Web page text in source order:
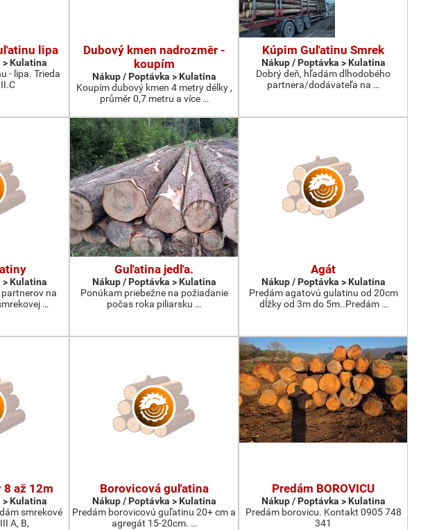
lipa
> Kulatina
- lipa. Trieda
Dubový kmen nadrozměr -
koupím
Nákup / Poptávka > Kulatina
Koupím dubový kmen 4 metry délky ,
průměr 0,7 metru a více …
Kúpim Guľatinu Smrek
Nákup / Poptávka > Kulatina
Dobrý deň, hľadám dlhodobého
partnera/dodávateľa na …
> Kulatina
na
…
Guľatina jedľa.
Nákup / Poptávka > Kulatina
Ponúkam priebežne na požiadanie
počas roka piliarsku …
Agát
Nákup / Poptávka > Kulatina
Predám agatovú gulatinu od 20cm
dĺžky od 3m do 5m..Predám …
8 až 12m
> Kulatina
smrekové
A, B,
Borovicová guľatina
Nákup / Poptávka > Kulatina
Predám borovicovú guľatinu 20+ cm a
agregát 15-20cm. …
Predám BOROVICU
Nákup / Poptávka > Kulatina
Predám borovicu. Kontakt 0905 748
341